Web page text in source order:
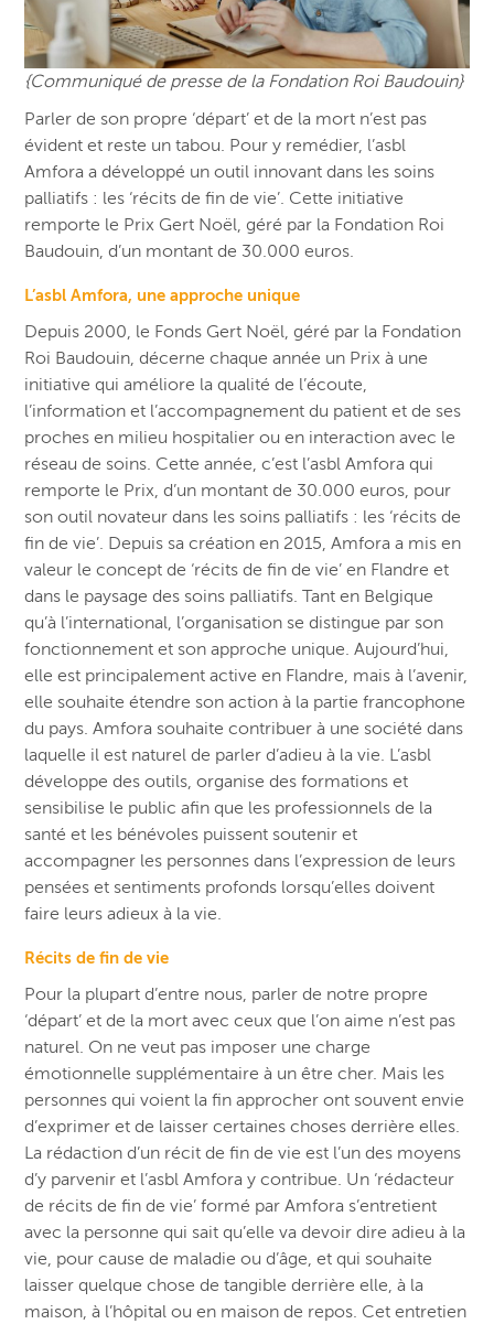
{Communiqué de presse de la Fondation Roi Baudouin}
Parler de son propre ‘départ’ et de la mort n’est pas
évident et reste un tabou. Pour y remédier, l’asbl
Amfora a développé un outil innovant dans les soins
palliatifs : les ‘récits de fin de vie’. Cette initiative
remporte le Prix Gert Noël, géré par la Fondation Roi
Baudouin, d’un montant de 30.000 euros.
L’asbl Amfora, une approche unique
Depuis 2000, le Fonds Gert Noël, géré par la Fondation
Roi Baudouin, décerne chaque année un Prix à une
initiative qui améliore la qualité de l’écoute,
l’information et l’accompagnement du patient et de ses
proches en milieu hospitalier ou en interaction avec le
réseau de soins. Cette année, c’est l’asbl Amfora qui
remporte le Prix, d’un montant de 30.000 euros, pour
son outil novateur dans les soins palliatifs : les ‘récits de
fin de vie’. Depuis sa création en 2015, Amfora a mis en
valeur le concept de ‘récits de fin de vie’ en Flandre et
dans le paysage des soins palliatifs. Tant en Belgique
qu’à l’international, l’organisation se distingue par son
fonctionnement et son approche unique. Aujourd’hui,
elle est principalement active en Flandre, mais à l’avenir,
elle souhaite étendre son action à la partie francophone
du pays. Amfora souhaite contribuer à une société dans
laquelle il est naturel de parler d’adieu à la vie. L’asbl
développe des outils, organise des formations et
sensibilise le public afin que les professionnels de la
santé et les bénévoles puissent soutenir et
accompagner les personnes dans l’expression de leurs
pensées et sentiments profonds lorsqu’elles doivent
faire leurs adieux à la vie.
Récits de fin de vie
Pour la plupart d’entre nous, parler de notre propre
‘départ’ et de la mort avec ceux que l’on aime n’est pas
naturel. On ne veut pas imposer une charge
émotionnelle supplémentaire à un être cher. Mais les
personnes qui voient la fin approcher ont souvent envie
d’exprimer et de laisser certaines choses derrière elles.
La rédaction d’un récit de fin de vie est l’un des moyens
d’y parvenir et l’asbl Amfora y contribue. Un ‘rédacteur
de récits de fin de vie’ formé par Amfora s’entretient
avec la personne qui sait qu’elle va devoir dire adieu à la
vie, pour cause de maladie ou d’âge, et qui souhaite
laisser quelque chose de tangible derrière elle, à la
maison, à l’hôpital ou en maison de repos. Cet entretien